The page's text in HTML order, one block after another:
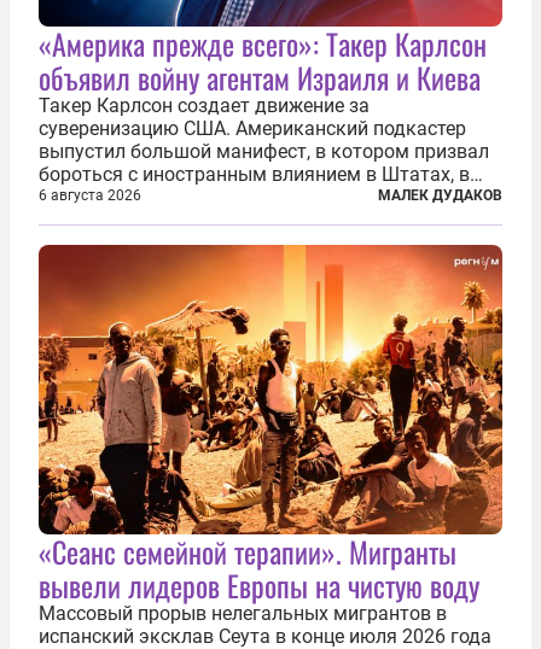
«Америка прежде всего»: Такер Карлсон
объявил войну агентам Израиля и Киева
Такер Карлсон создает движение за
суверенизацию США. Американский подкастер
выпустил большой манифест, в котором призвал
бороться с иностранным влиянием в Штатах, в
первую очередь имея в виду Израиль. А также
прекратить заморские войны, выплатить
репарации Ирану, остановить прием мигрантов...
6 августа 2026 МАЛЕК ДУДАКОВ
«Сеанс семейной терапии». Мигранты
вывели лидеров Европы на чистую воду
Массовый прорыв нелегальных мигрантов в
испанский эксклав Сеута в конце июля 2026 года